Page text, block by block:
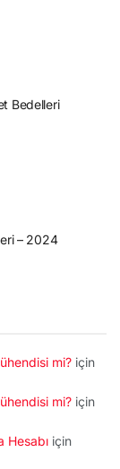
Bedelleri
– 2024
mi? için
mi? için
Hesabı için